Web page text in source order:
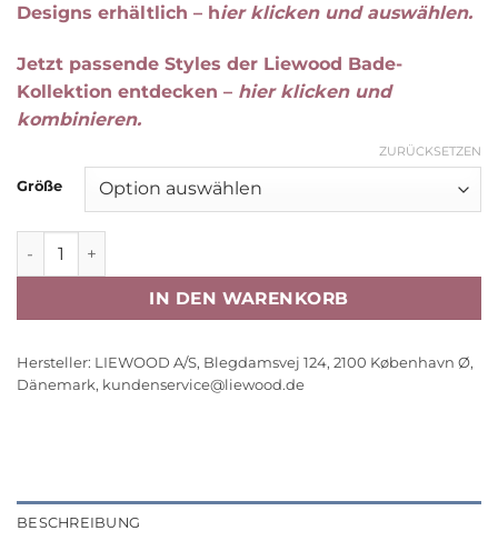
Designs erhältlich – hier klicken und auswählen.
Jetzt passende Styles der Liewood Bade-
Kollektion entdecken – hier klicken und
kombinieren.
Größe
ZURÜCKSETZEN
Liewood Max Langarm-Schwimm-Jumpsuit „Yellow
IN DEN WARENKORB
Hersteller: LIEWOOD A/S, Blegdamsvej 124, 2100 København Ø,
Dänemark, kundenservice@liewood.de
BESCHREIBUNG